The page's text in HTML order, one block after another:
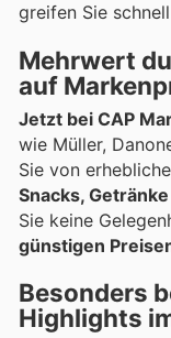
greifen Sie
Mehrwert
auf
Jetzt bei CAP
wie Müller,
Sie von
Snacks, Getränke
Sie keine
günstigen
Besonders
Highlights